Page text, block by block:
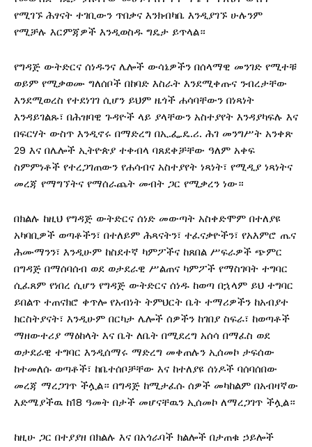
የሚገኙ ሕፃናት ተገቢውን ጥበቃና እንክብካቤ እንዲያገኙ ሁሉንም
የሚቻሉ እርምጃዎች እንዲወስዱ ግዴታ ይጥላል።
የግዳጅ ውትድርና ሰነዱንና ሌሎች ውሳኔዎችን በሰላማዊ መንገድ የሚተቹ
ወይም የሚቃወሙ ግለሰቦች በከባድ እስራት እንደሚቀጡና ንብረታቸው
እንደሚወረስ የተደነገገ ሲሆን ይህም ዜጎች ሐሳባቸውን በነጻነት
እንዳይገልጹ፣ በሕዝባዊ ጉዳዮች ላይ ያላቸውን አስተያየት እንዳያካፍሉ እና
በፍርሃት ውስጥ እንዲኖሩ በማድረግ በኢ.ፌ.ዴ.ሪ. ሕገ መንግሥት አንቀጽ
29 እና በሌሎች ኢትዮጵያ ተቀብላ ባጸደቀቻቸው ዓለም አቀፍ
ስምምነቶች የተረጋገጠውን የሐሳብና አስተያየት ነጻነት፣ የሚዲያ ነጻነትና
መረጃ የማግኘትና የማሰራጨት መብት ጋር የሚቃረን ነው።
በክልሉ ከዚህ የግዳጅ ውትድርና ሰነድ መውጣት አስቀድሞም በተለያዩ
አካባቢዎች ወጣቶችን፣ በተለይም ሕጻናትን፣ ተፈናቃዮችን፣ የአእምሮ ጤና
ሕሙማንን፣ እንዲሁም ከስደተኛ ካምፖችና ከጸበል ሥፍራዎች ጭምር
በግዳጅ በማሰባሰብ ወደ ወታደራዊ ሥልጠና ካምፖች የማስገባት ተግባር
ሲፈጸም የነበረ ሲሆን የግዳጅ ውትድርና ሰነዱ ከወጣ በኋላም ይህ ተግባር
ይበልጥ ተጠናክሮ ቀጥሎ የአብነት ትምህርት ቤት ተማሪዎችን ከአብያተ
ክርስትያናት፣ እንዲሁም በርካታ ሌሎች ሰዎችን ከገበያ ስፍራ፣ ከወጣቶች
ማዘውተሪያ ማዕከላት እና ቤት ለቤት በሚደረግ አሰሳ በማፈስ ወደ
ወታደራዊ ተግባር እንዲሰማሩ ማድረግ መቀጠሉን ኢሰመኮ ታፍሰው
ከተመለሱ ወጣቶች፣ ከቤተሰቦቻቸው እና ከተለያዩ ሰነዶች ባሰባሰበው
መረጃ ማረጋገጥ ችሏል። በግዳጅ ከሚታፈሱ ሰዎች መካከልም በአብዛኛው
እድሜያችዉ ከ18 ዓመት በታች መሆናቸዉን ኢሰመኮ ለማረጋገጥ ችሏል።
ከዚሁ ጋር በተያያዘ በክልሉ እና በአጎራባች ክልሎች በታጠቁ ኃይሎች